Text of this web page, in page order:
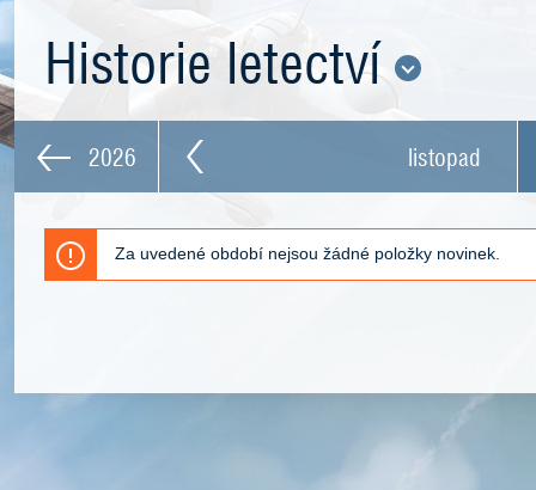
Historie letectví
2026 listopad
Za uvedené období nejsou žádné položky novinek.